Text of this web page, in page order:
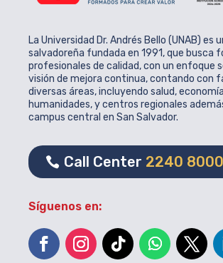
La Universidad Dr. Andrés Bello (UNAB) es
salvadoreña fundada en 1991, que busca
profesionales de calidad, con un enfoque
visión de mejora continua, contando con
diversas áreas, incluyendo salud,
humanidades, y centros regionales
campus central en San Salvador.
Call Center 2240 8000
Síguenos en: